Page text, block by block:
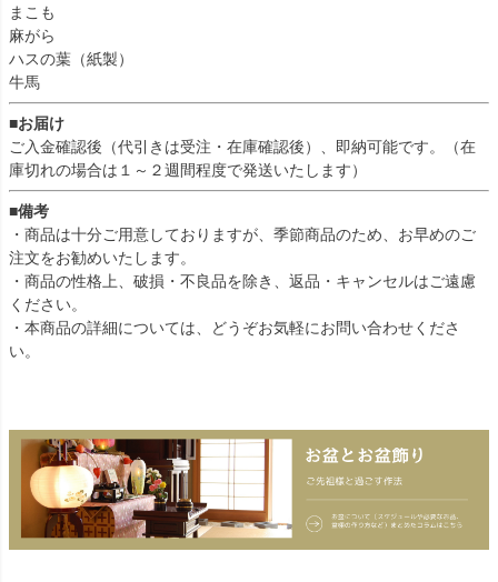
まこも
麻がら
ハスの葉（紙製）
牛馬
■お届け
ご入金確認後（代引きは受注・在庫確認後）、即納可能です。（在
庫切れの場合は１～２週間程度で発送いたします）
■備考
・商品は十分ご用意しておりますが、季節商品のため、お早めのご
注文をお勧めいたします。
・商品の性格上、破損・不良品を除き、返品・キャンセルはご遠慮
ください。
・本商品の詳細については、どうぞお気軽にお問い合わせくださ
い。